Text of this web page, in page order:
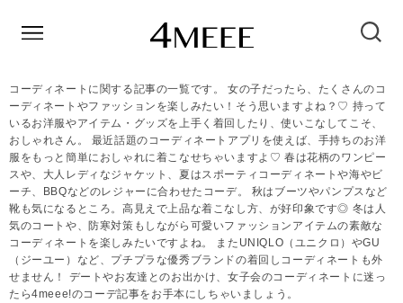
コーディネートに関する記事の一覧です。 女の子だったら、たくさんのコ
ーディネートやファッションを楽しみたい！そう思いますよね？♡ 持って
いるお洋服やアイテム・グッズを上手く着回したり、使いこなしてこそ、
おしゃれさん。 最近話題のコーディネートアプリを使えば、手持ちのお洋
服をもっと簡単におしゃれに着こなせちゃいますよ♡ 春は花柄のワンピー
スや、大人レディなジャケット、夏はスポーティコーディネートや海やビ
ーチ、BBQなどのレジャーに合わせたコーデ。 秋はブーツやパンプスなど
靴も気になるところ。高見えで上品な着こなし方、が好印象です◎ 冬は人
気のコートや、防寒対策もしながら可愛いファッションアイテムの素敵な
コーディネートを楽しみたいですよね。 またUNIQLO（ユニクロ）やGU
（ジーユー）など、プチプラな優秀ブランドの着回しコーディネートも外
せません！ デートやお友達とのお出かけ、女子会のコーディネートに迷っ
たら4meee!のコーデ記事をお手本にしちゃいましょう。